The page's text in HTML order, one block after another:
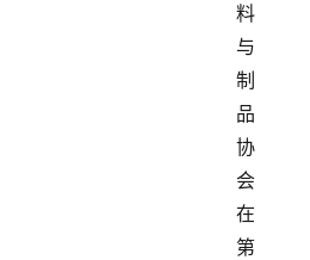
料
与
制
品
协
会
在
第